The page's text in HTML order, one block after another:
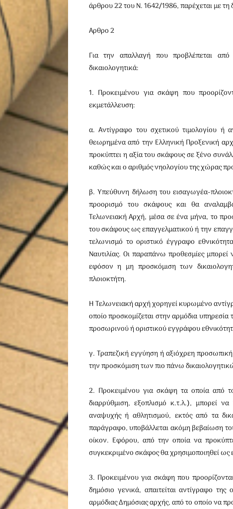
άρθρου 22 του Ν. 1642/1986, παρέχεται με τη
Αρθρο 2
Για την απαλλαγή που προβλέπεται
δικαιολογητικά:
1. Προκειμένου για σκάφη που
εκμετάλλευση:
α. Αντίγραφο του σχετικού τιμολογίου ή
θεωρημένα από την Ελληνική Προξενική
προκύπτει η αξία του σκάφους σε ξένο
καθώς και ο αριθμός νηολογίου της χώρας
β. Υπεύθυνη δήλωση του εισαγωγέα-
προορισμό του σκάφους και θα
Τελωνειακή Αρχή, μέσα σε ένα μήνα, το
του σκάφους ως επαγγελματικού ή την
τελωνισμό το οριστικό έγγραφο
Ναυτιλίας. Οι παραπάνω προθεσμίες
εφόσον η μη προσκόμιση των
πλοιοκτήτη.
Η Τελωνειακή αρχή χορηγεί κυρωμένο
οποίο προσκομίζεται στην αρμόδια
προσωρινού ή οριστικού εγγράφου
γ. Τραπεζική εγγύηση ή αξιόχρεη
την προσκόμιση των πιο πάνω
2. Προκειμένου για σκάφη τα οποία από
διαρρύθμιση, εξοπλισμό κ.τ.λ.), μπορεί
αναψυχής ή αθλητισμού, εκτός από τα
παράγραφο, υποβάλλεται ακόμη βεβαίωση
οίκον. Εφόρου, από την οποία να
συγκεκριμένο σκάφος θα χρησιμοποιηθεί ως
3. Προκειμένου για σκάφη που
δημόσιο γενικά, απαιτείται αντίγραφο
αρμόδιας Δημόσιας αρχής, από το οποίο να